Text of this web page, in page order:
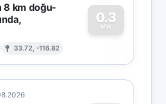
8 km doğu-
33.72, -116.82
0.3
MW
0